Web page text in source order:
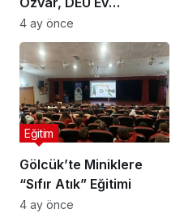
Sahipliğinde Ege
Bölgesi Rektörleri ile
Buluştu
4 ay önce
Gölcük’te Miniklere
“Sıfır Atık” Eğitimi
Eğitim
4 ay önce